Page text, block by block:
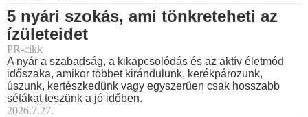
5 nyári szokás, ami tönkreteheti az
ízületeidet
PR-cikk
A nyár a szabadság, a kikapcsolódás és az aktív életmód
időszaka, amikor többet kirándulunk, kerékpározunk,
úszunk, kertészkedünk vagy egyszerűen csak hosszabb
sétákat teszünk a jó időben.
2026.7.27.